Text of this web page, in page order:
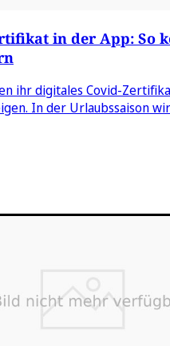
in der App: So
ihr digitales Covid-
In der Urlaubssaison